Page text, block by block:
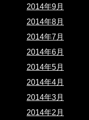
2014年9月
2014年8月
2014年7月
2014年6月
2014年5月
2014年4月
2014年3月
2014年2月